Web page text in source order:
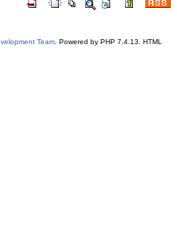
Team. Powered by PHP 7.4.13. HTML